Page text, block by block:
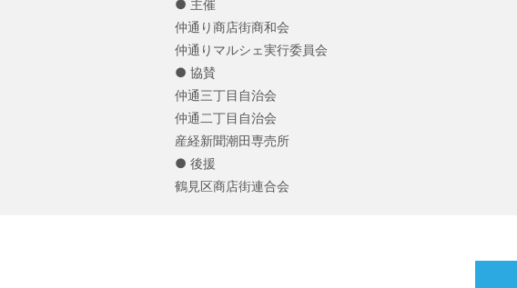
● 主催
仲通り商店街商和会
仲通りマルシェ実行委員会
● 協賛
仲通三丁目自治会
仲通二丁目自治会
産経新聞潮田専売所
● 後援
鶴見区商店街連合会